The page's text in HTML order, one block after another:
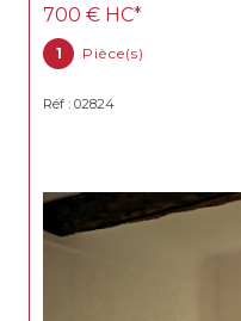
700 € HC*
1 Pièce(s)
Réf : 02824